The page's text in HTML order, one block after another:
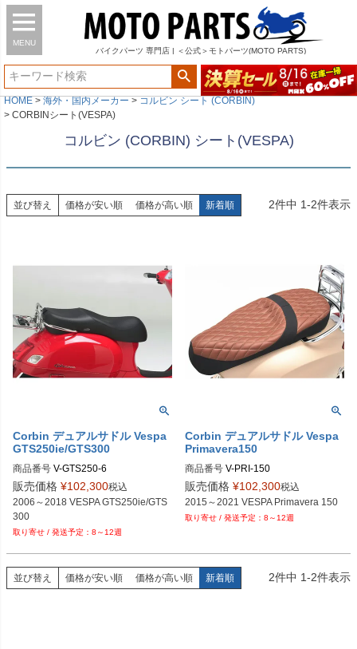
MENU
バイク パーツ 専門店 | ＜公式＞モトパーツ(MOTO PARTS)
HOME 海外・国内メーカー
コルビン シート (CORBIN)
CORBINシート(VESPA)
コルビン (CORBIN) シート(VESPA)
並び替え 価格が安い順 価格が高い順 新着順 2件中 1-2件表示
Corbin デュアルサドル Vespa
GTS250ie/GTS300
商品番号 V-GTS250-6
販売価格 ¥102,300税込
2006～2018 VESPA GTS250ie/GTS
300
8～12週
Corbin デュアルサドル Vespa
Primavera150
商品番号 V-PRI-150
販売価格 ¥102,300税込
2015～2021 VESPA Primavera 150
8～12週
並び替え 価格が安い順 価格が高い順 新着順 2件中 1-2件表示